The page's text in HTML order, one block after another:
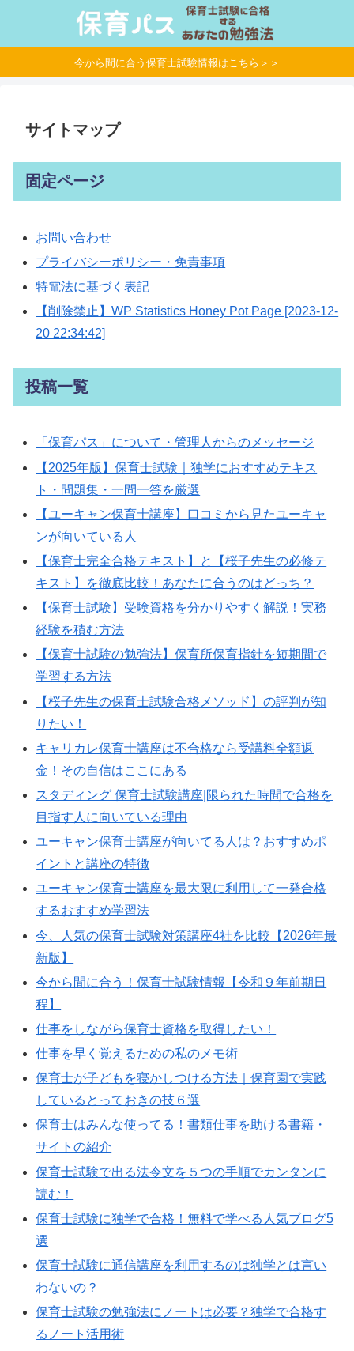
今から間に合う保育士試験情報はこちら＞＞
サイトマップ
固定ページ
お問い合わせ
プライバシーポリシー・免責事項
特電法に基づく表記
【削除禁止】WP Statistics Honey Pot Page [2023-12-
20 22:34:42]
投稿一覧
「保育パス」について・管理人からのメッセージ
【2025年版】保育士試験｜独学におすすめテキス
ト・問題集・一問一答を厳選
【ユーキャン保育士講座】口コミから見たユーキャ
ンが向いている人
【保育士完全合格テキスト】と【桜子先生の必修テ
キスト】を徹底比較！あなたに合うのはどっち？
【保育士試験】受験資格を分かりやすく解説！実務
経験を積む方法
【保育士試験の勉強法】保育所保育指針を短期間で
学習する方法
【桜子先生の保育士試験合格メソッド】の評判が知
りたい！
キャリカレ保育士講座は不合格なら受講料全額返
金！その自信はここにある
スタディング 保育士試験講座|限られた時間で合格を
目指す人に向いている理由
ユーキャン保育士講座が向いてる人は？おすすめポ
イントと講座の特徴
ユーキャン保育士講座を最大限に利用して一発合格
するおすすめ学習法
今、人気の保育士試験対策講座4社を比較【2026年最
新版】
今から間に合う！保育士試験情報【令和９年前期日
程】
仕事をしながら保育士資格を取得したい！
仕事を早く覚えるための私のメモ術
保育士が子どもを寝かしつける方法｜保育園で実践
しているとっておきの技６選
保育士はみんな使ってる！書類仕事を助ける書籍・
サイトの紹介
保育士試験で出る法令文を５つの手順でカンタンに
読む！
保育士試験に独学で合格！無料で学べる人気ブログ5
選
保育士試験に通信講座を利用するのは独学とは言い
わないの？
保育士試験の勉強法にノートは必要？独学で合格す
るノート活用術